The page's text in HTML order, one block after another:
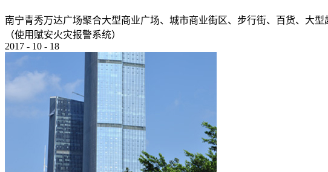
南宁青秀万达广场聚合大型商业广场、城市商业街区、步行街、百货、大
（使用赋安火灾报警系统）
2017 - 10 - 18